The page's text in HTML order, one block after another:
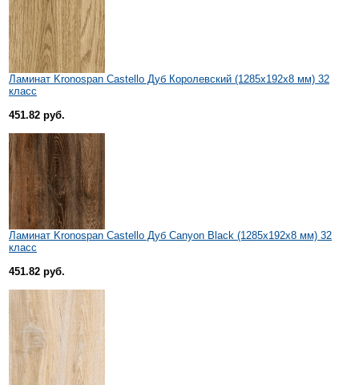
Ламинат Kronospan Castello Дуб Королевский (1285x192x8 мм) 32
класс
451.82 руб.
Ламинат Kronospan Castello Дуб Canyon Black (1285x192x8 мм) 32
класс
451.82 руб.